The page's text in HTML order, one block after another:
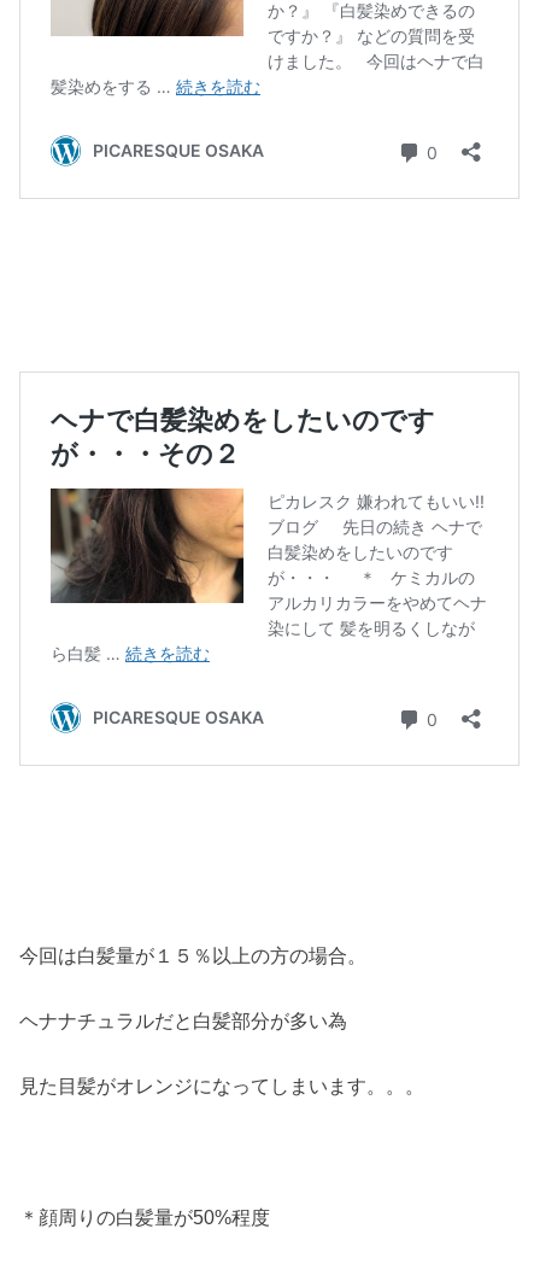
今回は白髪量が１５％以上の方の場合。
ヘナナチュラルだと白髪部分が多い為
見た目髪がオレンジになってしまいます。。。
＊顔周りの白髪量が50%程度